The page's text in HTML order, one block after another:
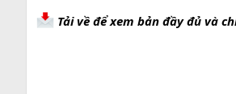
Tải về để xem bản đầy đủ và